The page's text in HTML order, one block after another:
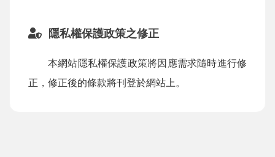
隱私權保護政策之修正
本網站隱私權保護政策將因應需求隨時進行修
正，修正後的條款將刊登於網站上。